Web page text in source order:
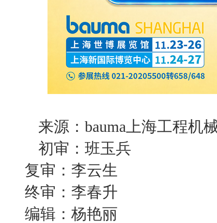
来源：bauma上海工程机
初审：班玉兵
复审：李云生
终审：李春升
编辑：杨艳丽